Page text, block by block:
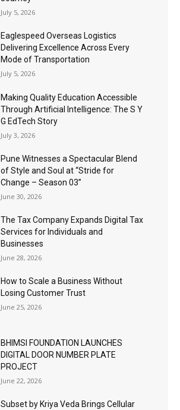
July 5, 2026
Eaglespeed Overseas Logistics
Delivering Excellence Across Every
Mode of Transportation
July 5, 2026
Making Quality Education Accessible
Through Artificial Intelligence: The S Y
G EdTech Story
July 3, 2026
Pune Witnesses a Spectacular Blend
of Style and Soul at “Stride for
Change – Season 03”
June 30, 2026
The Tax Company Expands Digital Tax
Services for Individuals and
Businesses
June 28, 2026
How to Scale a Business Without
Losing Customer Trust
June 25, 2026
BHIMSI FOUNDATION LAUNCHES
DIGITAL DOOR NUMBER PLATE
PROJECT
June 22, 2026
Subset by Kriya Veda Brings Cellular